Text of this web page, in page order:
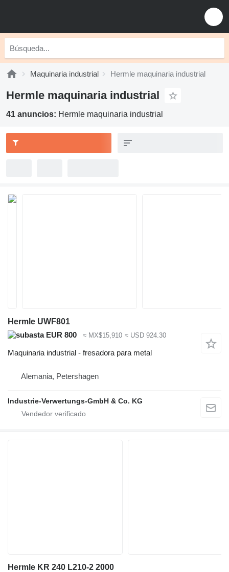
Maquinaria industrial Hermle maquinaria industrial
Hermle maquinaria industrial
41 anuncios: Hermle maquinaria industrial
Hermle UWF801
EUR 800
≈ MX$15,910 ≈ USD 924.30
Maquinaria industrial - fresadora para metal
Alemania, Petershagen
Industrie-Verwertungs-GmbH & Co. KG
Hermle KR 240 L210-2 2000